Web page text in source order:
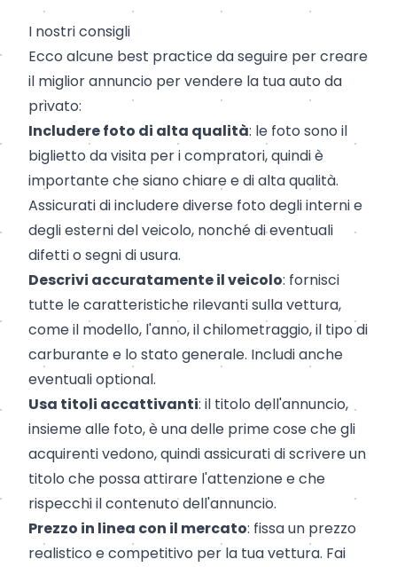
I nostri consigli
Ecco alcune best practice da seguire per creare
il miglior annuncio per vendere la tua auto da
privato:
Includere foto di alta qualità: le foto sono il
biglietto da visita per i compratori, quindi è
importante che siano chiare e di alta qualità.
Assicurati di includere diverse foto degli interni e
degli esterni del veicolo, nonché di eventuali
difetti o segni di usura.
Descrivi accuratamente il veicolo: fornisci
tutte le caratteristiche rilevanti sulla vettura,
come il modello, l'anno, il chilometraggio, il tipo di
carburante e lo stato generale. Includi anche
eventuali optional.
Usa titoli accattivanti: il titolo dell'annuncio,
insieme alle foto, è una delle prime cose che gli
acquirenti vedono, quindi assicurati di scrivere un
titolo che possa attirare l'attenzione e che
rispecchi il contenuto dell'annuncio.
Prezzo in linea con il mercato: fissa un prezzo
realistico e competitivo per la tua vettura. Fai